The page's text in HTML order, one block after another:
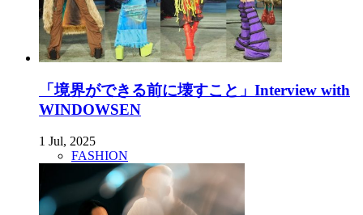
「境界ができる前に壊すこと」Interview with
WINDOWSEN
1 Jul, 2025
FASHION